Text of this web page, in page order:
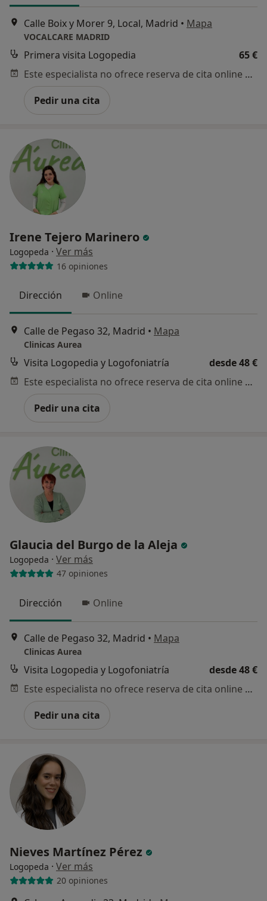
Calle Boix y Morer 9, Local, Madrid • Mapa
VOCALCARE MADRID
Primera visita Logopedia
65 €
Este especialista no ofrece reserva de cita online en esta dirección.
Pedir una cita
Irene Tejero Marinero
Logopeda · Ver más
16 opiniones
Dirección Online
Calle de Pegaso 32, Madrid • Mapa
Clinicas Aurea
Visita Logopedia y Logofoniatría
desde 48 €
Este especialista no ofrece reserva de cita online en esta dirección.
Pedir una cita
Glaucia del Burgo de la Aleja
Logopeda · Ver más
47 opiniones
Dirección Online
Calle de Pegaso 32, Madrid • Mapa
Clinicas Aurea
Visita Logopedia y Logofoniatría
desde 48 €
Este especialista no ofrece reserva de cita online en esta dirección.
Pedir una cita
Nieves Martínez Pérez
Logopeda · Ver más
20 opiniones